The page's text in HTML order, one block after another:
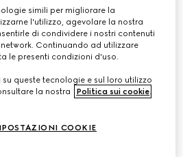
Sneakers
Mocassini e
Scarpe
Slipper e Mule
simili per migliorare la
l'utilizzo, agevolare la nostra
di condividere i nostri contenuti
Continuando ad utilizzare
le presenti condizioni d'uso.
queste tecnologie e sul loro utilizzo
la nostra
Politica sui cookie.
COOKIE